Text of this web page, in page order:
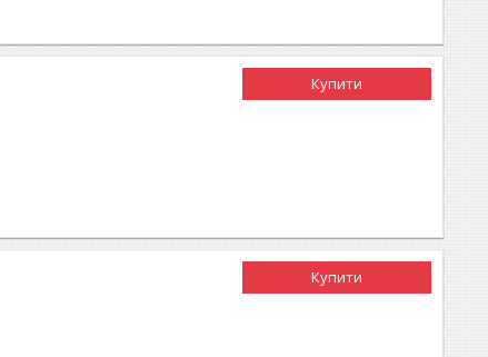
Купити
Купити